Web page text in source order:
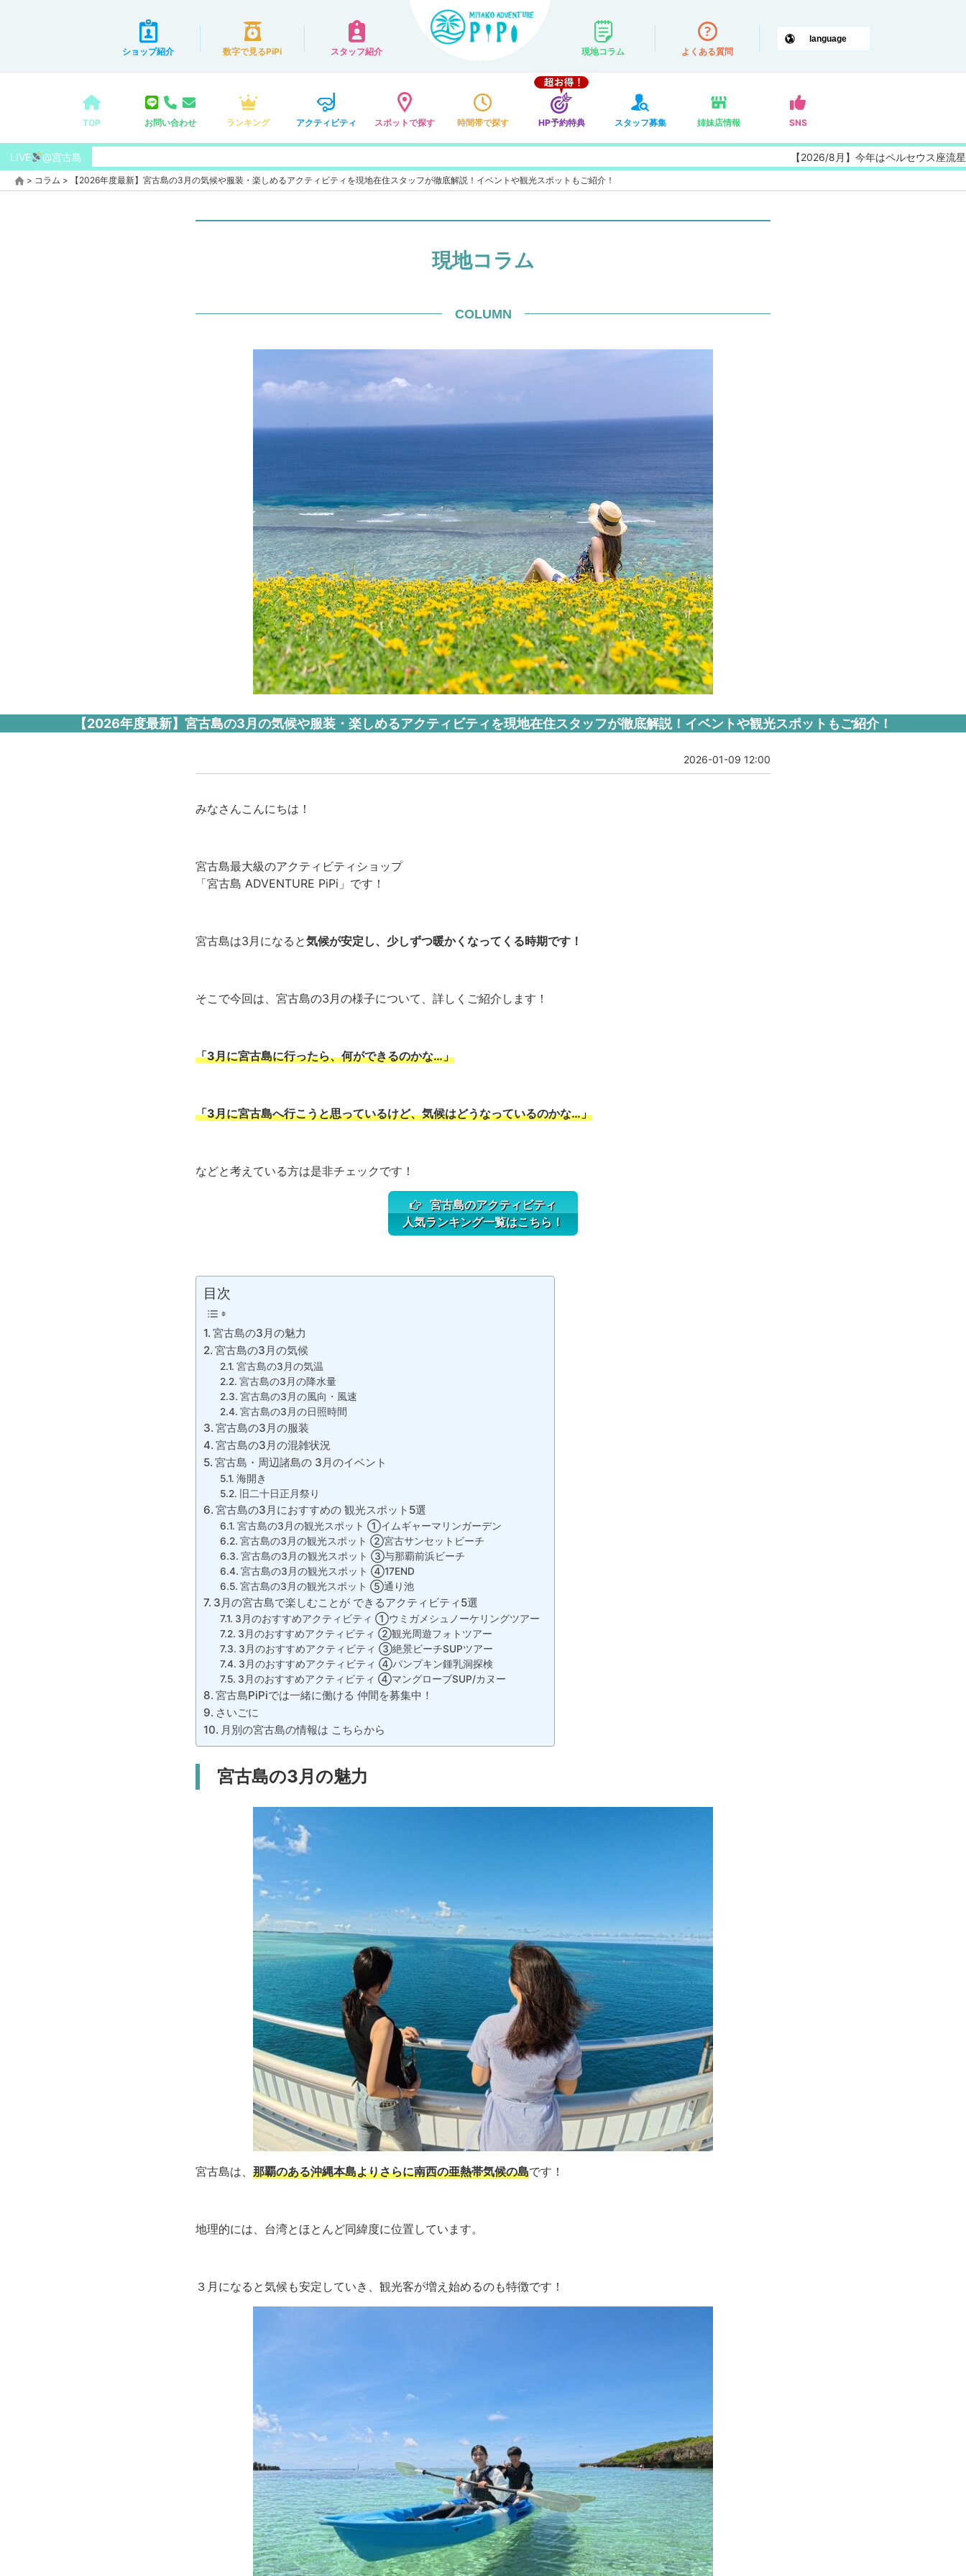
ショップ紹介 数字で見るPiPi スタッフ紹介 現地コラム よくある質問
TOP お問い合わせ ランキング アクティビティ スポットで探す 時間帯で探す HP予約特典 スタッフ募集 姉妹店情報 SNS
LIVE @宮古島 【2026/8月】今年はペルセウス座流星群の特
> コラム > 【2026年度最新】宮古島の3月の気候や服装・楽しめるアクティビティを現地在住スタッフが徹底解説！イベントや観光スポットもご紹介！
現地コラム
COLUMN
【2026年度最新】宮古島の3月の気候や服装・楽しめるアクティビティを現地在住スタッフが徹底解説！イベントや観光スポットもご紹介！
2026-01-09 12:00
みなさんこんにちは！
宮古島最大級のアクティビティショップ
「宮古島 ADVENTURE PiPi」です！
宮古島は3月になると気候が安定し、少しずつ暖かくなってくる時期です！
そこで今回は、宮古島の3月の様子について、詳しくご紹介します！
「3月に宮古島に行ったら、何ができるのかな…」
「3月に宮古島へ行こうと思っているけど、気候はどうなっているのかな…」
などと考えている方は是非チェックです！
宮古島のアクティビティ
人気ランキング一覧はこちら！
目次
宮古島の3月の魅力
宮古島の3月の気候
宮古島の3月の気温
宮古島の3月の降水量
宮古島の3月の風向・風速
宮古島の3月の日照時間
宮古島の3月の服装
宮古島の3月の混雑状況
宮古島・周辺諸島の 3月のイベント
海開き
旧二十日正月祭り
宮古島の3月におすすめの 観光スポット5選
宮古島の3月の観光スポット ①イムギャーマリンガーデン
宮古島の3月の観光スポット ②宮古サンセットビーチ
宮古島の3月の観光スポット ③与那覇前浜ビーチ
宮古島の3月の観光スポット ④17END
宮古島の3月の観光スポット ⑤通り池
3月の宮古島で楽しむことが できるアクティビティ5選
3月のおすすめアクティビティ ①ウミガメシュノーケリングツアー
3月のおすすめアクティビティ ②観光周遊フォトツアー
3月のおすすめアクティビティ ③絶景ビーチSUPツアー
3月のおすすめアクティビティ ④パンプキン鍾乳洞探検
3月のおすすめアクティビティ ④マングローブSUP/カヌー
宮古島PiPiでは一緒に働ける 仲間を募集中！
さいごに
月別の宮古島の情報は こちらから
宮古島の3月の魅力
宮古島は、 那覇のある沖縄本島よりさらに南西の亜熱帯気候の島です！
地理的には、台湾とほとんど同緯度に位置しています。
３月になると気候も安定していき、観光客が増え始めるのも特徴です！